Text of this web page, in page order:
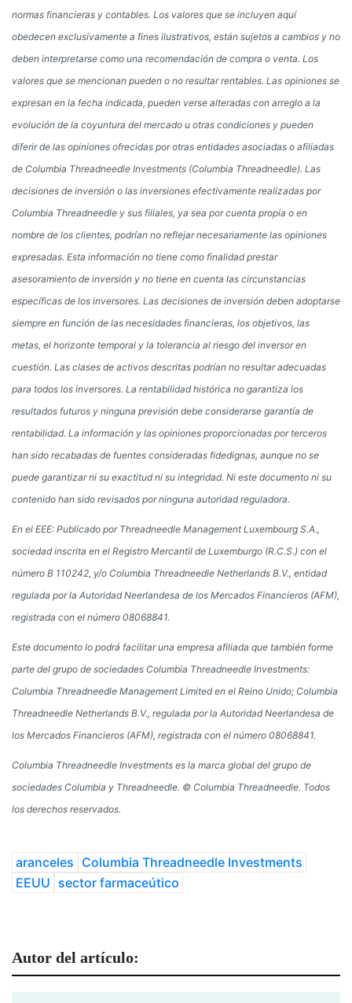
normas financieras y contables. Los valores que se incluyen aquí
obedecen exclusivamente a fines ilustrativos, están sujetos a cambios y no
deben interpretarse como una recomendación de compra o venta. Los
valores que se mencionan pueden o no resultar rentables. Las opiniones se
expresan en la fecha indicada, pueden verse alteradas con arreglo a la
evolución de la coyuntura del mercado u otras condiciones y pueden
diferir de las opiniones ofrecidas por otras entidades asociadas o afiliadas
de Columbia Threadneedle Investments (Columbia Threadneedle). Las
decisiones de inversión o las inversiones efectivamente realizadas por
Columbia Threadneedle y sus filiales, ya sea por cuenta propia o en
nombre de los clientes, podrían no reflejar necesariamente las opiniones
expresadas. Esta información no tiene como finalidad prestar
asesoramiento de inversión y no tiene en cuenta las circunstancias
específicas de los inversores. Las decisiones de inversión deben adoptarse
siempre en función de las necesidades financieras, los objetivos, las
metas, el horizonte temporal y la tolerancia al riesgo del inversor en
cuestión. Las clases de activos descritas podrían no resultar adecuadas
para todos los inversores. La rentabilidad histórica no garantiza los
resultados futuros y ninguna previsión debe considerarse garantía de
rentabilidad. La información y las opiniones proporcionadas por terceros
han sido recabadas de fuentes consideradas fidedignas, aunque no se
puede garantizar ni su exactitud ni su integridad. Ni este documento ni su
contenido han sido revisados por ninguna autoridad reguladora.
En el EEE: Publicado por Threadneedle Management Luxembourg S.A.,
sociedad inscrita en el Registro Mercantil de Luxemburgo (R.C.S.) con el
número B 110242, y/o Columbia Threadneedle Netherlands B.V., entidad
regulada por la Autoridad Neerlandesa de los Mercados Financieros (AFM),
registrada con el número 08068841.
Este documento lo podrá facilitar una empresa afiliada que también forme
parte del grupo de sociedades Columbia Threadneedle Investments:
Columbia Threadneedle Management Limited en el Reino Unido; Columbia
Threadneedle Netherlands B.V., regulada por la Autoridad Neerlandesa de
los Mercados Financieros (AFM), registrada con el número 08068841.
Columbia Threadneedle Investments es la marca global del grupo de
sociedades Columbia y Threadneedle. © Columbia Threadneedle. Todos
los derechos reservados.
aranceles Columbia Threadneedle Investments
EEUU sector farmaceútico
Autor del artículo: